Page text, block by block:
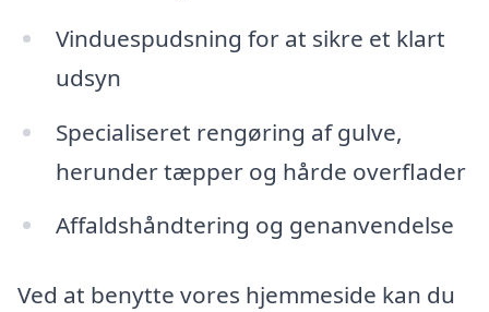
Vinduespudsning for at sikre et klart
udsyn
Specialiseret rengøring af gulve,
herunder tæpper og hårde overflader
Affaldshåndtering og genanvendelse
Ved at benytte vores hjemmeside kan du